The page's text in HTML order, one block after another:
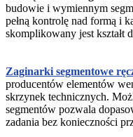
budowie i wymiennym
pełną kontrolę nad formą i
skomplikowany jest kształt
Zaginarki segmentowe
producentów elementów
skrzynek technicznych.
segmentów pozwala
zadania bez konieczności